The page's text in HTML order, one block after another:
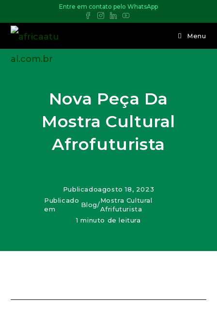
Entre em contato pelo WhatsApp
Menu
Nova Peça Da
Mostra Cultural
Afrofuturista
Publicadoagosto 18, 2023
Publicado
em
Blog/
Mostra Cultural
Afrifuturista
1 minuto de leitura